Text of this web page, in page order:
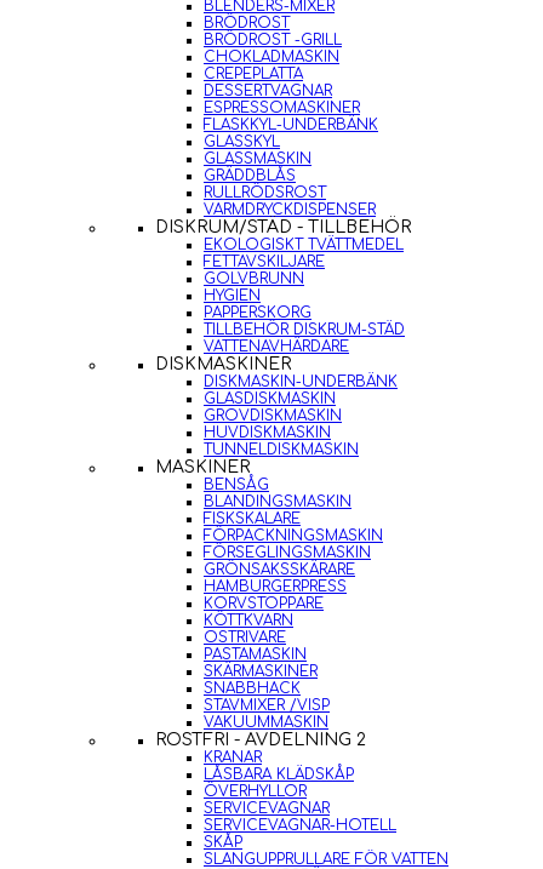
BLENDERS-MIXER
BRÖDROST
BRÖDROST -GRILL
CHOKLADMASKIN
CREPEPLATTA
DESSERTVAGNAR
ESPRESSOMASKINER
FLASKKYL-UNDERBÄNK
GLASSKYL
GLASSMASKIN
GRÄDDBLÅS
RULLRÖDSROST
VARMDRYCKDISPENSER
DISKRUM/STÄD - TILLBEHÖR
EKOLOGISKT TVÄTTMEDEL
FETTAVSKILJARE
GOLVBRUNN
HYGIEN
PAPPERSKORG
TILLBEHÖR DISKRUM-STÄD
VATTENAVHÄRDARE
DISKMASKINER
DISKMASKIN-UNDERBÄNK
GLASDISKMASKIN
GROVDISKMASKIN
HUVDISKMASKIN
TUNNELDISKMASKIN
MASKINER
BENSÅG
BLANDINGSMASKIN
FISKSKALARE
FÖRPACKNINGSMASKIN
FÖRSEGLINGSMASKIN
GRÖNSAKSSKÄRARE
HAMBURGERPRESS
KORVSTOPPARE
KÖTTKVARN
OSTRIVARE
PASTAMASKIN
SKÄRMASKINER
SNABBHACK
STAVMIXER /VISP
VAKUUMMASKIN
ROSTFRI - AVDELNING 2
KRANAR
LÅSBARA KLÄDSKÅP
ÖVERHYLLOR
SERVICEVAGNAR
SERVICEVAGNAR-HOTELL
SKÅP
SLANGUPPRULLARE FÖR VATTEN